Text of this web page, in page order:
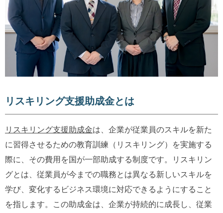
リスキリング支援助成金とは
リスキリング支援助成金は、企業が従業員のスキルを新た
に習得させるための教育訓練（リスキリング）を実施する
際に、その費用を国が一部助成する制度です。リスキリン
グとは、従業員が今までの職務とは異なる新しいスキルを
学び、変化するビジネス環境に対応できるようにすること
を指します。この助成金は、企業が持続的に成長し、従業